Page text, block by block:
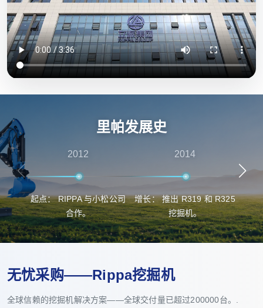
里帕发展史
2012
起点： RIPPA 与小松公司
合作。
2014
增长： 推出 R319 和 R325
挖掘机。
突
无忧采购——Rippa挖掘机
全球信赖的挖掘机解决方案——全球交付量已超过200000台。.